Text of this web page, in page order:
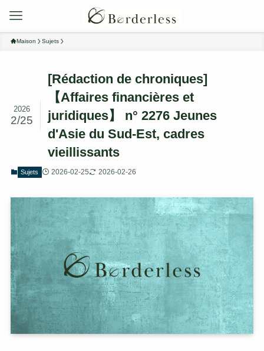
Maison Sujets
[Rédaction de chroniques]
【Affaires financières et
juridiques】 n° 2276 Jeunes
d'Asie du Sud-Est, cadres
vieillissants
2026
2/25
Sujets 2026-02-25 2026-02-26